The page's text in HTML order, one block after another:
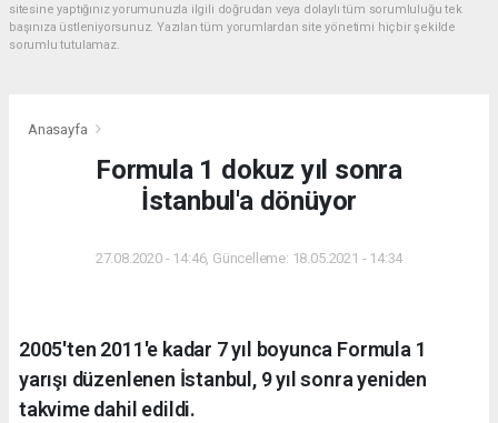
sitesine yaptığınız yorumunuzla ilgili doğrudan veya dolaylı tüm sorumluluğu tek
başınıza üstleniyorsunuz. Yazılan tüm yorumlardan site yönetimi hiçbir şekilde
sorumlu tutulamaz.
Anasayfa
Formula 1 dokuz yıl sonra
İstanbul'a dönüyor
27.08.2020 - 14:46, Güncelleme: 18.05.2021 - 14:34
2005'ten 2011'e kadar 7 yıl boyunca Formula 1
yarışı düzenlenen İstanbul, 9 yıl sonra yeniden
takvime dahil edildi.